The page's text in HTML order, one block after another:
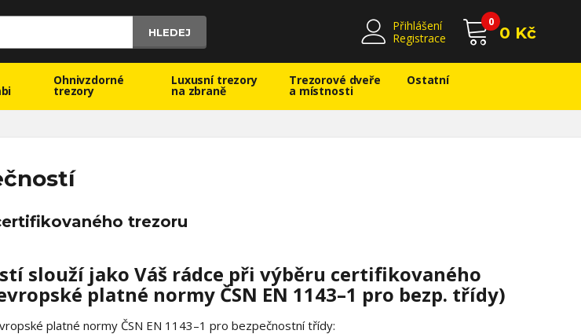
HLEDEJ
Přihlášení
Registrace
0
0 Kč
Ohnivzdorné
trezory
Luxusní trezory
na zbraně
Trezorové dveře
a místnosti
Ostatní
trezoru
slouží jako Váš rádce při výběru certifikovaného
platné normy ČSN EN 1143–1 pro bezp. třídy)
platné normy ČSN EN 1143–1 pro bezpečnostní třídy: